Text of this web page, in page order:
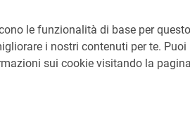
le funzionalità di base per
i nostri contenuti per te.
sui cookie visitando la pagina